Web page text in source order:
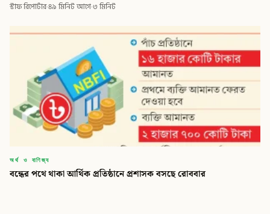
স্টাফ রিপোর্টার·৪৯ মিনিট আগে·৩ মিনিট
অর্থ ও বাণিজ্য
বন্ধের পথে থাকা আর্থিক প্রতিষ্ঠানে প্রশাসক বসছে রোববার